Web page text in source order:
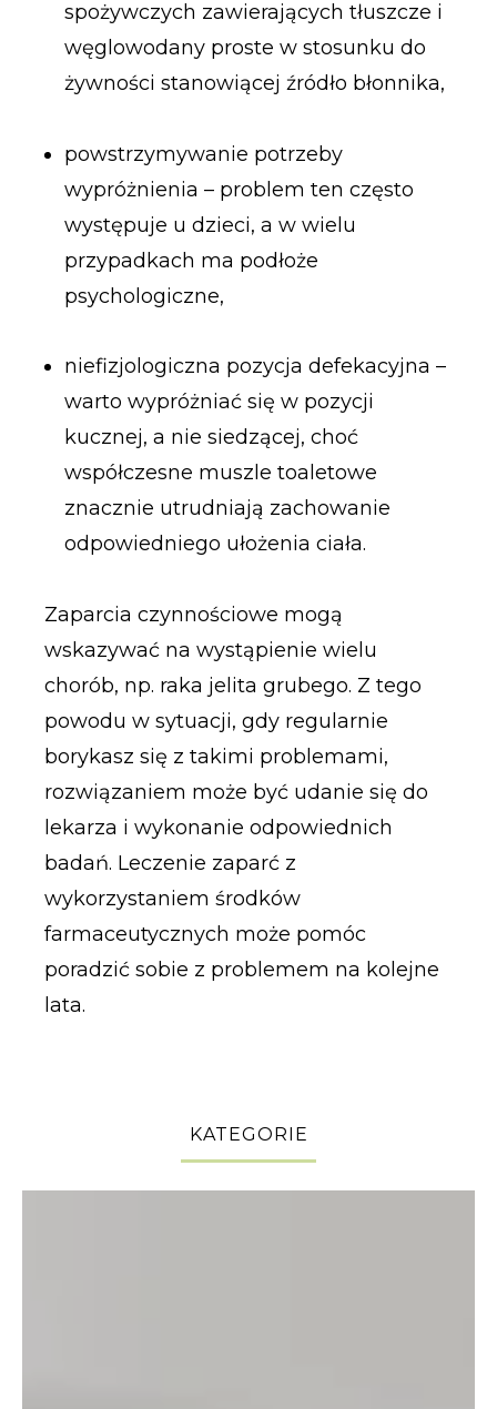
spożywczych zawierających tłuszcze i
węglowodany proste w stosunku do
żywności stanowiącej źródło błonnika,
powstrzymywanie potrzeby
wypróżnienia – problem ten często
występuje u dzieci, a w wielu
przypadkach ma podłoże
psychologiczne,
niefizjologiczna pozycja defekacyjna –
warto wypróżniać się w pozycji
kucznej, a nie siedzącej, choć
współczesne muszle toaletowe
znacznie utrudniają zachowanie
odpowiedniego ułożenia ciała.
Zaparcia czynnościowe mogą
wskazywać na wystąpienie wielu
chorób, np. raka jelita grubego. Z tego
powodu w sytuacji, gdy regularnie
borykasz się z takimi problemami,
rozwiązaniem może być udanie się do
lekarza i wykonanie odpowiednich
badań. Leczenie zaparć z
wykorzystaniem środków
farmaceutycznych może pomóc
poradzić sobie z problemem na kolejne
lata.
KATEGORIE